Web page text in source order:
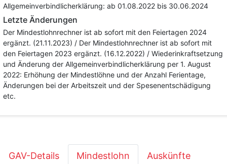
Allgemeinverbindlicherklärung: ab 01.08.2022 bis 30.06.2024
Letzte Änderungen
Der Mindestlohnrechner ist ab sofort mit den Feiertagen 2024
ergänzt. (21.11.2023) / Der Mindestlohnrechner ist ab sofort mit
den Feiertagen 2023 ergänzt. (16.12.2022) / Wiederinkraftsetzung
und Änderung der Allgemeinverbindlicherklärung per 1. August
2022: Erhöhung der Mindestlöhne und der Anzahl Ferientage,
Änderungen bei der Arbeitszeit und der Spesenentschädigung
etc.
GAV-Details Mindestlohn Auskünfte